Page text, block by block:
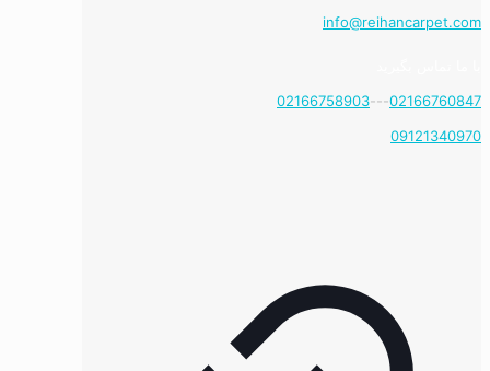
info@reihancarpet.com
02166760847
---
02166758903
09121340970